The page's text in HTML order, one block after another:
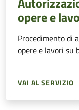
opere e
Procedimento di
opere e lavori su
VAI AL SERVIZIO